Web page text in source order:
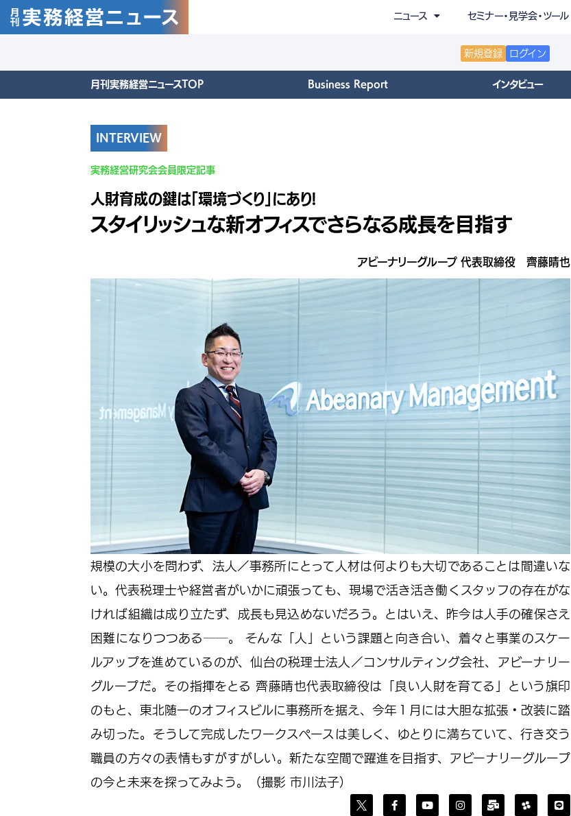
ニュース セミナー・見学会・ツール
新規登録 ログイン
月刊実務経営ニュースTOP Business Report インタビュー
INTERVIEW
実務経営研究会会員限定記事
人財育成の鍵は「環境づくり」にあり!
スタイリッシュな新オフィスでさらなる成長を目指す
アビーナリーグループ 代表取締役 齊藤晴也
規模の大小を問わず、法人／事務所にとって人材は何よりも大切であることは間違いな
い。代表税理士や経営者がいかに頑張っても、現場で活き活き働くスタッフの存在がな
ければ組織は成り立たず、成長も見込めないだろう。とはいえ、昨今は人手の確保さえ
困難になりつつある──。 そんな「人」という課題と向き合い、着々と事業のスケー
ルアップを進めているのが、仙台の税理士法人／コンサルティング会社、アビーナリー
グループだ。その指揮をとる 齊藤晴也代表取締役は「良い人財を育てる」という旗印
のもと、東北随一のオフィスビルに事務所を据え、今年１月には大胆な拡張・改装に踏
み切った。そうして完成したワークスペースは美しく、ゆとりに満ちていて、行き交う
職員の方々の表情もすがすがしい。新たな空間で躍進を目指す、アビーナリーグループ
の今と未来を探ってみよう。（撮影 市川法子）